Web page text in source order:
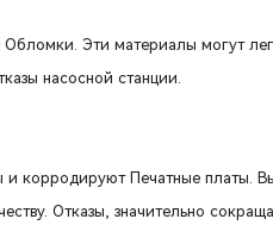
Эти материалы могут
насосной станции.
и корродируют Печатные платы.
Отказы, значительно